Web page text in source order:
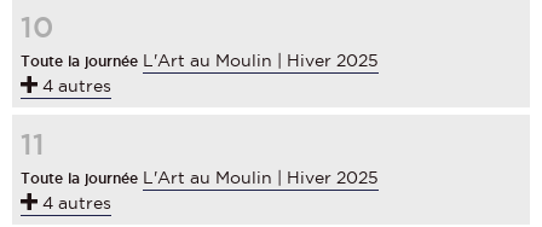
10
Toute la journée L'Art au Moulin | Hiver 2025
4 autres
11
Toute la journée L'Art au Moulin | Hiver 2025
4 autres